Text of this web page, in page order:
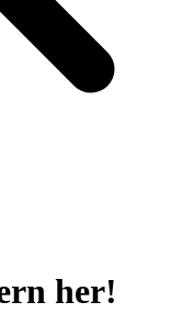
her!